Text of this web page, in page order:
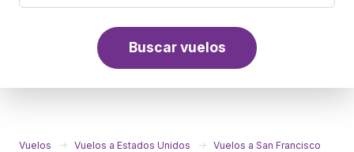
Buscar vuelos
Vuelos Vuelos a Estados Unidos
Vuelos a San Francisco